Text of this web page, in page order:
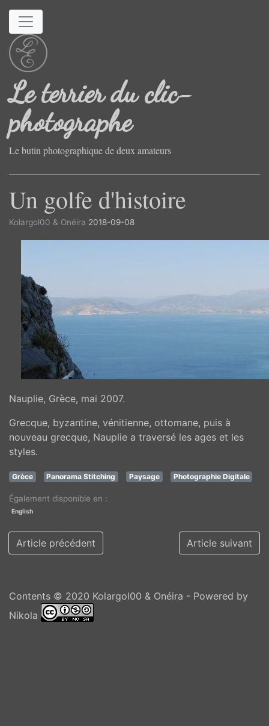
Aller au contenu principal
Le terrier du clic-
photographe
Le butin photographique de deux amateurs
Un golfe d'histoire
Kolargol00 & Onéira 2018-09-08
Nauplie, Grèce, mai 2007.
Grecque, byzantine, vénitienne, ottomane, puis à
nouveau grecque, Nauplie a traversé les ages et les
styles.
Grèce Panorama Stitching Paysage Photographie Digitale
Également disponible en :
English
Article précédent Article suivant
Contents © 2020 Kolargol00 & Onéira - Powered by
Nikola